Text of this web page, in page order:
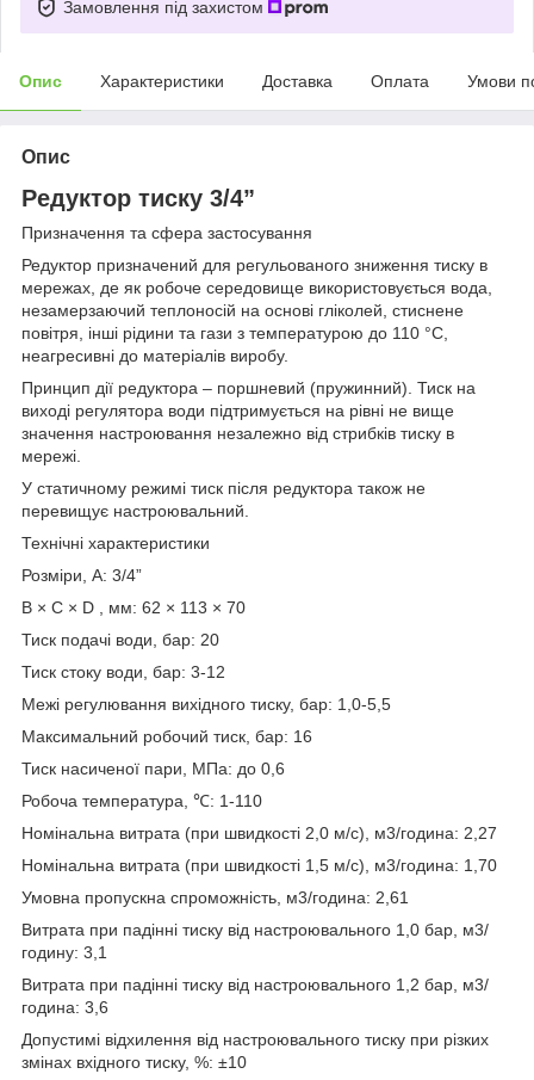
Замовлення під захистом
Опис Характеристики Доставка Оплата Умови
Опис
Редуктор тиску 3/4”
Призначення та сфера застосування
Редуктор призначений для регульованого зниження тиску в
мережах, де як робоче середовище використовується вода,
незамерзаючий теплоносій на основі гліколей, стиснене
повітря, інші рідини та гази з температурою до 110 °С,
неагресивні до матеріалів виробу.
Принцип дії редуктора – поршневий (пружинний). Тиск на
виході регулятора води підтримується на рівні не вище
значення настроювання незалежно від стрибків тиску в
мережі.
У статичному режимі тиск після редуктора також не
перевищує настроювальний.
Технічні характеристики
Розміри, A: 3/4”
B × C × D , мм: 62 × 113 × 70
Тиск подачі води, бар: 20
Тиск стоку води, бар: 3-12
Межі регулювання вихідного тиску, бар: 1,0-5,5
Максимальний робочий тиск, бар: 16
Тиск насиченої пари, МПа: до 0,6
Робоча температура, ℃: 1-110
Номінальна витрата (при швидкості 2,0 м/с), м3/година: 2,27
Номінальна витрата (при швидкості 1,5 м/с), м3/година: 1,70
Умовна пропускна спроможність, м3/година: 2,61
Витрата при падінні тиску від настроювального 1,0 бар, м3/
годину: 3,1
Витрата при падінні тиску від настроювального 1,2 бар, м3/
година: 3,6
Допустимі відхилення від настроювального тиску при різких
змінах вхідного тиску, %: ±10